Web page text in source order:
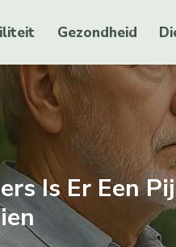
Gezondheid
Is Er Een